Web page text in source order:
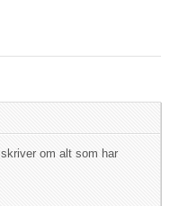
om alt som har